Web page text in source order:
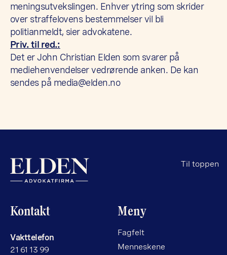
meningsutvekslingen. Enhver ytring som skrider
over straffelovens bestemmelser vil bli
politianmeldt, sier advokatene.
Priv. til red.:
Det er John Christian Elden som svarer på
mediehenvendelser vedrørende anken. De kan
sendes på media@elden.no
Til toppen
Kontakt
Vakttelefon
21 61 13 99
Meny
Fagfelt
Menneskene